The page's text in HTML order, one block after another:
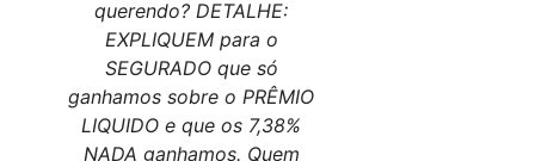
querendo? DETALHE:
EXPLIQUEM para o
SEGURADO que só
ganhamos sobre o PRÊMIO
LIQUIDO e que os 7,38%
NADA ganhamos. Quem